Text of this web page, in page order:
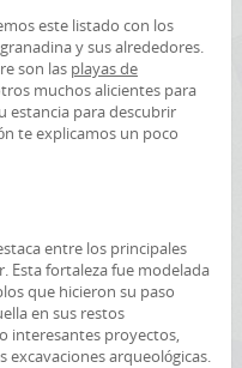
este listado con los
y sus alrededores.
son las playas de
muchos alicientes para
estancia para descubrir
te explicamos un poco
entre los principales
Esta fortaleza fue modelada
que hicieron su paso
en sus restos
interesantes proyectos,
arqueológicas.